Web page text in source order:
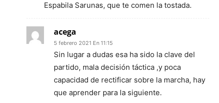
Espabila Sarunas, que te comen la tostada.
acega
5 febrero 2021 En 11:15
Sin lugar a dudas esa ha sido la clave del
partido, mala decisión táctica ,y poca
capacidad de rectificar sobre la marcha, hay
que aprender para la siguiente.